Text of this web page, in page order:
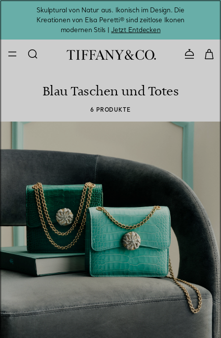
Skulptural von Natur aus. Ikonisch im Design. Die
Kreationen von Elsa Peretti® sind zeitlose Ikonen
modernen Stils |Jetzt Entdecken
Blau Taschen und Totes
6 PRODUKTE